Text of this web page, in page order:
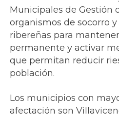
Municipales de Gestión
organismos de socorro
ribereñas para
permanente y activar
que permitan reducir
población.
Los municipios con
afectación son